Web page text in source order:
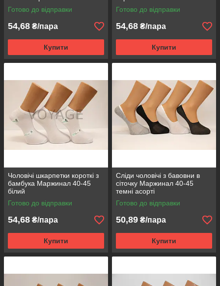
Готово до відправки
54,68 ₴/пара
Купити
Готово до відправки
54,68 ₴/пара
Купити
Чоловічі шкарпетки короткі з
бамбука Маржинал 40-45
білий
Готово до відправки
54,68 ₴/пара
Купити
Сліди чоловічі з бавовни в
сіточку Маржинал 40-45
темні асорті
Готово до відправки
50,89 ₴/пара
Купити